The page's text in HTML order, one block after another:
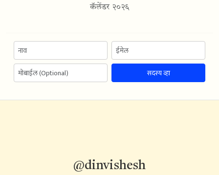
कॅलेंडर २०२६
सदस्य व्हा
@dinvishesh